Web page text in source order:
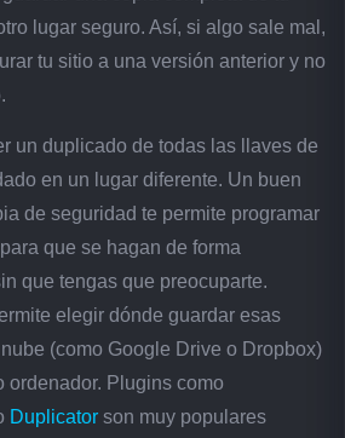
lugar seguro. Así, si algo sale mal,
tu sitio a una versión anterior y no
un duplicado de todas las llaves de
en un lugar diferente. Un buen
de seguridad te permite programar
que se hagan de forma
que tengas que preocuparte.
elegir dónde guardar esas
(como Google Drive o Dropbox)
ordenador. Plugins como
Duplicator son muy populares